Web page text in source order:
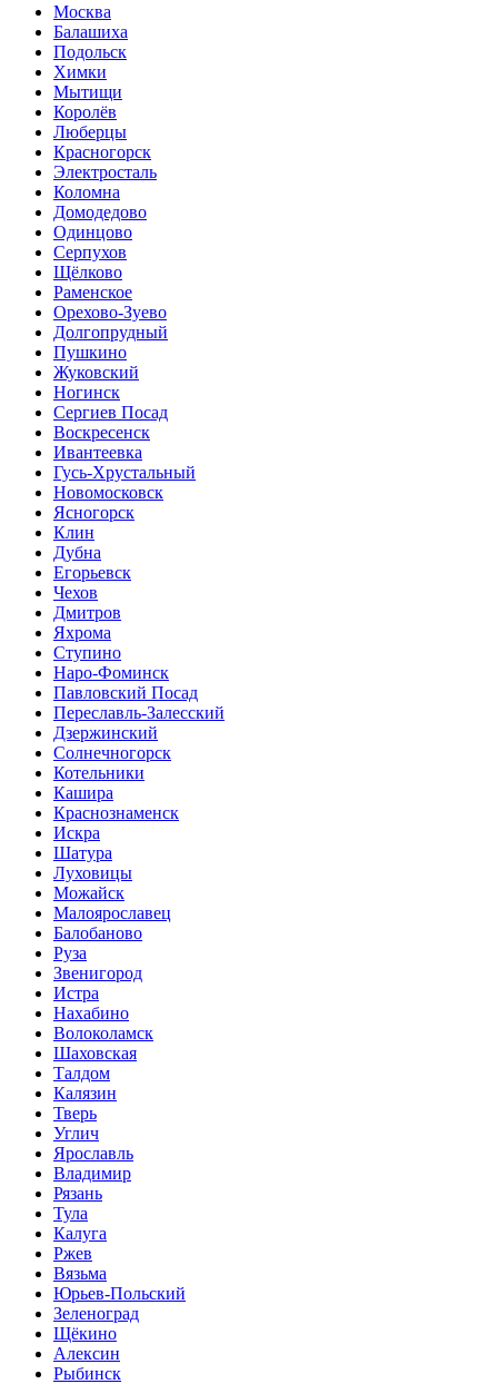
Москва
Балашиха
Подольск
Химки
Мытищи
Королёв
Люберцы
Красногорск
Электросталь
Коломна
Домодедово
Одинцово
Серпухов
Щёлково
Раменское
Орехово-Зуево
Долгопрудный
Пушкино
Жуковский
Ногинск
Сергиев Посад
Воскресенск
Ивантеевка
Гусь-Хрустальный
Новомосковск
Ясногорск
Клин
Дубна
Егорьевск
Чехов
Дмитров
Яхрома
Ступино
Наро-Фоминск
Павловский Посад
Переславль-Залесский
Дзержинский
Солнечногорск
Котельники
Кашира
Краснознаменск
Искра
Шатура
Луховицы
Можайск
Малоярославец
Балобаново
Руза
Звенигород
Истра
Нахабино
Волоколамск
Шаховская
Талдом
Калязин
Тверь
Углич
Ярославль
Владимир
Рязань
Тула
Калуга
Ржев
Вязьма
Юрьев-Польский
Зеленоград
Щёкино
Алексин
Рыбинск